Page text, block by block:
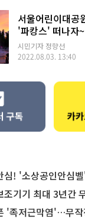
서울어린이대공
'파캉스' 떠나자~
시민기자 정향선
2022.08.03. 13:40
심! '소상공인안심
기기 최대 3년간 무상
저근막염'…무작정 참